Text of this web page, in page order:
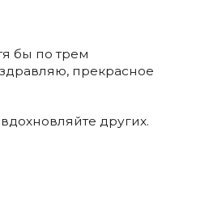
бы по трем
прекрасное
других.